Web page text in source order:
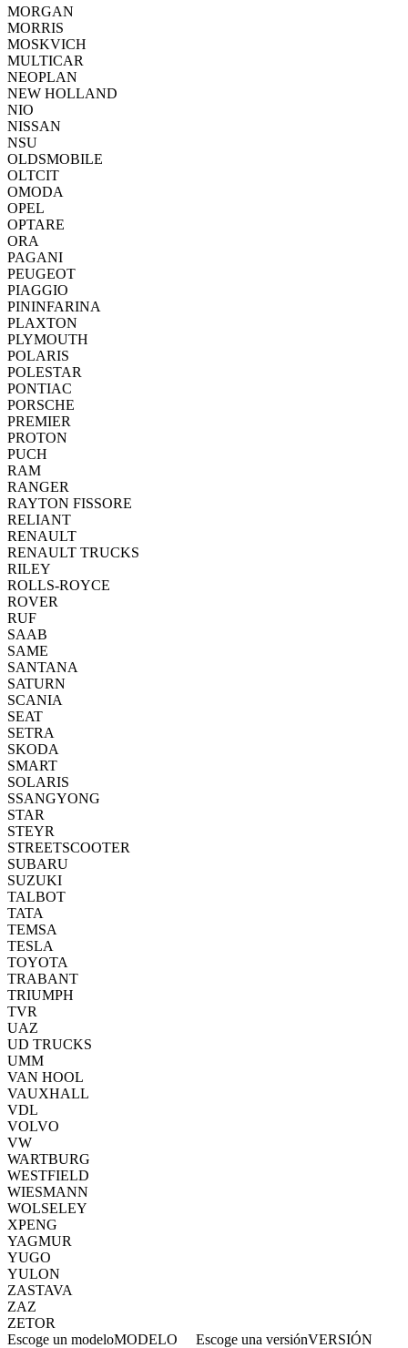
MORGAN
MORRIS
MOSKVICH
MULTICAR
NEOPLAN
NEW HOLLAND
NIO
NISSAN
NSU
OLDSMOBILE
OLTCIT
OMODA
OPEL
OPTARE
ORA
PAGANI
PEUGEOT
PIAGGIO
PININFARINA
PLAXTON
PLYMOUTH
POLARIS
POLESTAR
PONTIAC
PORSCHE
PREMIER
PROTON
PUCH
RAM
RANGER
RAYTON FISSORE
RELIANT
RENAULT
RENAULT TRUCKS
RILEY
ROLLS-ROYCE
ROVER
RUF
SAAB
SAME
SANTANA
SATURN
SCANIA
SEAT
SETRA
SKODA
SMART
SOLARIS
SSANGYONG
STAR
STEYR
STREETSCOOTER
SUBARU
SUZUKI
TALBOT
TATA
TEMSA
TESLA
TOYOTA
TRABANT
TRIUMPH
TVR
UAZ
UD TRUCKS
UMM
VAN HOOL
VAUXHALL
VDL
VOLVO
VW
WARTBURG
WESTFIELD
WIESMANN
WOLSELEY
XPENG
YAGMUR
YUGO
YULON
ZASTAVA
ZAZ
ZETOR
Escoge un modeloMODELO Escoge una versiónVERSIÓN